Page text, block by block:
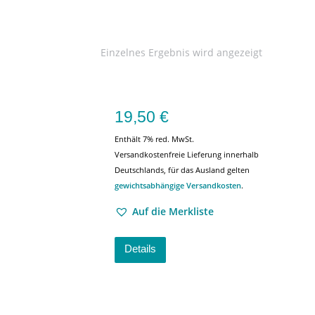
Einzelnes Ergebnis wird angezeigt
19,50 €
Enthält 7% red. MwSt.
Versandkostenfreie Lieferung innerhalb
Deutschlands, für das Ausland gelten
gewichtsabhängige Versandkosten.
Auf die Merkliste
Details